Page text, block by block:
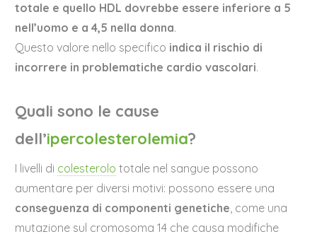
totale e quello HDL dovrebbe essere inferiore a 5
nell’uomo e a 4,5 nella donna.
Questo valore nello specifico indica il rischio di
incorrere in problematiche cardio vascolari.
Quali sono le cause
dell’ipercolesterolemia?
I livelli di colesterolo totale nel sangue possono
aumentare per diversi motivi: possono essere una
conseguenza di componenti genetiche , come una
mutazione sul cromosoma 14 che causa modifiche